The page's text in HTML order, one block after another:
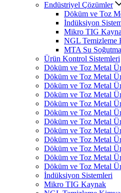
Endüstriyel Çözümler
Döküm ve Toz
İndüksiyon
Mikro TIG
NGL Temizleme
MTA Su
Ürün Kontrol Sistemleri
Döküm ve Toz Metal
Döküm ve Toz Metal
Döküm ve Toz Metal
Döküm ve Toz Metal
Döküm ve Toz Metal
Döküm ve Toz Metal
Döküm ve Toz Metal
Döküm ve Toz Metal
Döküm ve Toz Metal
Döküm ve Toz Metal
Döküm ve Toz Metal
Döküm ve Toz Metal
İndüksiyon Sistemleri
Mikro TIG Kaynak